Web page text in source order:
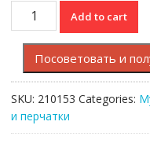
Шарф
Lacoste
quantity
Add to cart
Посоветовать и
SKU: 210153 Categories:
и перчатки